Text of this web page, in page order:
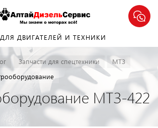
ДВИГАТЕЛЕЙ И ТЕХНИКИ
Запчасти для спецтехники
МТЗ
МТЗ-422